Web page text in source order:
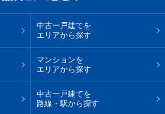
中古一戸建てを
エリアから探す
マンションを
エリアから探す
中古一戸建てを
路線・駅から探す